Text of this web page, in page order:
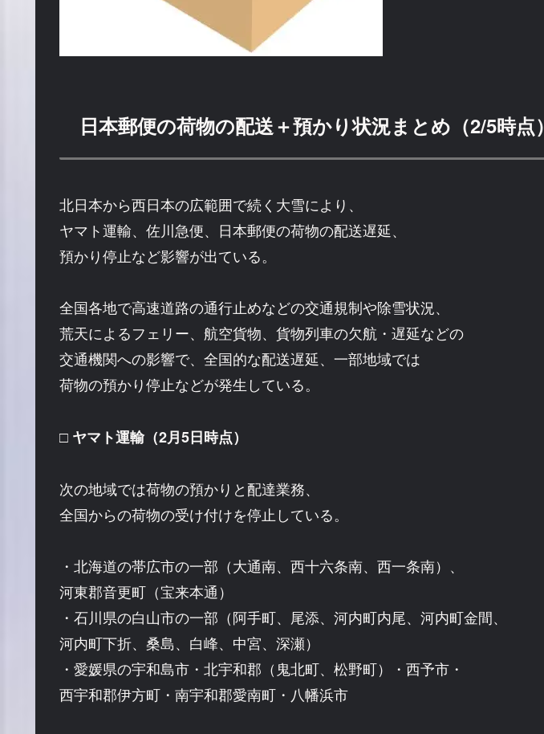
日本郵便の荷物の配送＋預かり状況まとめ（2/5時点）
北日本から西日本の広範囲で続く大雪により、
ヤマト運輸、佐川急便、日本郵便の荷物の配送遅延、
預かり停止など影響が出ている。
全国各地で高速道路の通行止めなどの交通規制や除雪状況、
荒天によるフェリー、航空貨物、貨物列車の欠航・遅延などの
交通機関への影響で、全国的な配送遅延、一部地域では
荷物の預かり停止などが発生している。
□ ヤマト運輸（2月5日時点）
次の地域では荷物の預かりと配達業務、
全国からの荷物の受け付けを停止している。
・北海道の帯広市の一部（大通南、西十六条南、西一条南）、
河東郡音更町（宝来本通）
・石川県の白山市の一部（阿手町、尾添、河内町内尾、河内町金間、
河内町下折、桑島、白峰、中宮、深瀬）
・愛媛県の宇和島市・北宇和郡（鬼北町、松野町）・西予市・
西宇和郡伊方町・南宇和郡愛南町・八幡浜市